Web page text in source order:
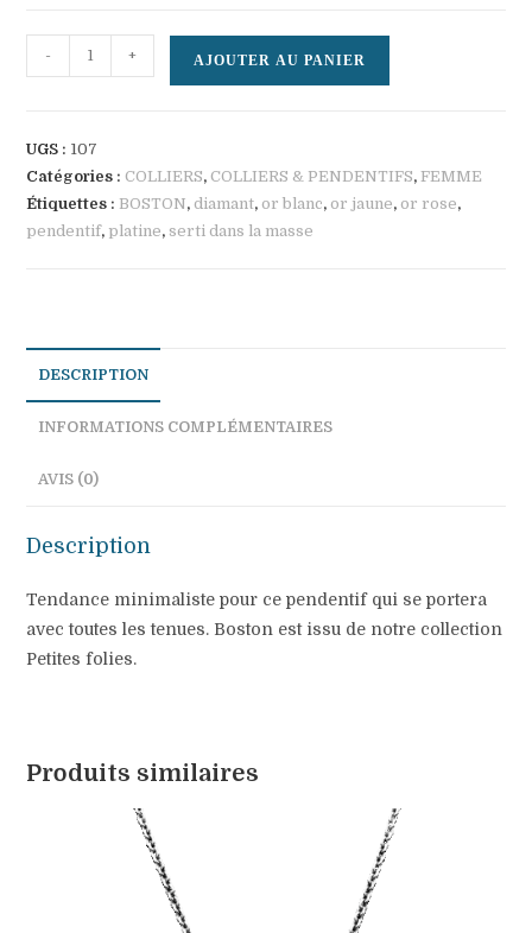
quantité
de
- + AJOUTER AU PANIER
UGS : 107
Catégories : COLLIERS, COLLIERS & PENDENTIFS,FEMME
Étiquettes : BOSTON, diamant, or blanc, or jaune, or rose,
pendentif, platine, serti dans la masse
DESCRIPTION
INFORMATIONS COMPLÉMENTAIRES
AVIS (0)
Description
Tendance minimaliste pour ce pendentif qui se portera
avec toutes les tenues. Boston est issu de notre collection
Petites folies.
Produits similaires